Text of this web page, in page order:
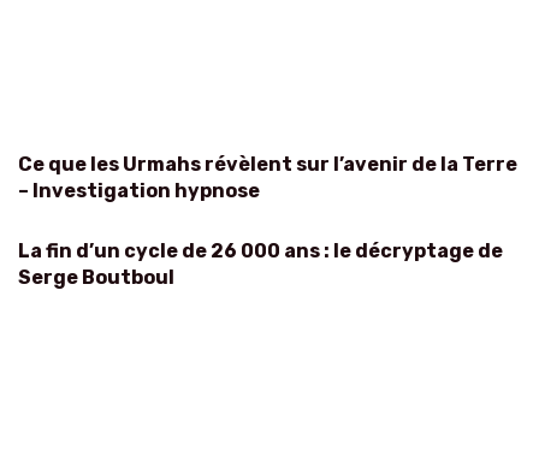
Ce que les Urmahs révèlent sur l’avenir de la Terre
– Investigation hypnose
La fin d’un cycle de 26 000 ans : le décryptage de
Serge Boutboul